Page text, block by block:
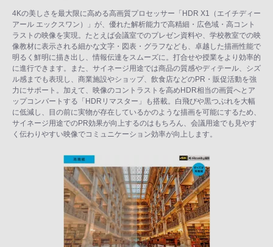
4Kの美しさを最大限に高める高画質プロセッサー「HDR X1（エイチディー
アール エックスワン）」が、優れた解析能力で高精細・広色域・高コント
ラストの映像を実現。たとえば会議室でのプレゼン資料や、学校教室での映
像教材に表示される細かな文字・図表・グラフなども、卓越した描画性能で
明るく鮮明に描き出し、情報伝達をスムーズに。打合せや授業をより効率的
に進行できます。また、サイネージ用途では商品の質感やディテール、シズ
ル感までも表現し、商業施設やショップ、飲食店などのPR・販促活動を強
力にサポート。加えて、映像のコントラストを高めHDR相当の画質へとア
ップコンバートする「HDRリマスター」も搭載。白飛びや黒つぶれを大幅
に低減し、目の前に実物が存在しているかのような描画を可能にするため、
サイネージ用途でのPR効果が向上するのはもちろん、会議用途でも見やす
く伝わりやすい映像でコミュニケーション効率が向上します。